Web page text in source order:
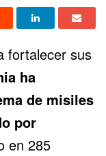
fortalecer sus
ha
de misiles
por
en 285